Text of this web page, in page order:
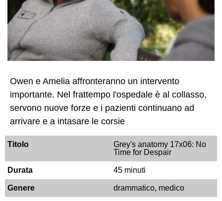
Owen e Amelia affronteranno un intervento
importante. Nel frattempo l'ospedale è al collasso,
servono nuove forze e i pazienti continuano ad
arrivare e a intasare le corsie
Titolo
Grey's anatomy 17x06: No
Time for Despair
Durata 45 minuti
Genere drammatico, medico